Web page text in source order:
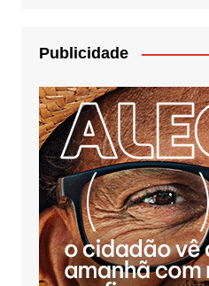
Publicidade